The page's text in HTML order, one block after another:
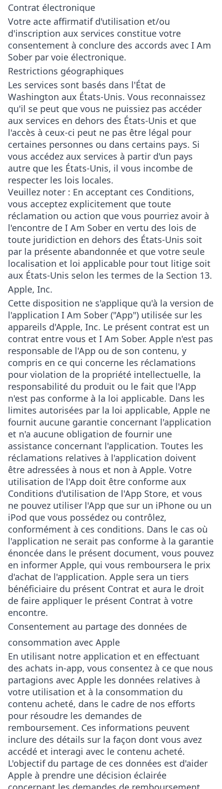
Contrat électronique
Votre acte affirmatif d'utilisation et/ou
d'inscription aux services constitue votre
consentement à conclure des accords avec I Am
Sober par voie électronique.
Restrictions géographiques
Les services sont basés dans l'État de
Washington aux États-Unis. Vous reconnaissez
qu'il se peut que vous ne puissiez pas accéder
aux services en dehors des États-Unis et que
l'accès à ceux-ci peut ne pas être légal pour
certaines personnes ou dans certains pays. Si
vous accédez aux services à partir d'un pays
autre que les États-Unis, il vous incombe de
respecter les lois locales.
Veuillez noter : En acceptant ces Conditions,
vous acceptez explicitement que toute
réclamation ou action que vous pourriez avoir à
l'encontre de I Am Sober en vertu des lois de
toute juridiction en dehors des États-Unis soit
par la présente abandonnée et que votre seule
localisation et loi applicable pour tout litige soit
aux États-Unis selon les termes de la Section 13.
Apple, Inc.
Cette disposition ne s'applique qu'à la version de
l'application I Am Sober ("App") utilisée sur les
appareils d'Apple, Inc. Le présent contrat est un
contrat entre vous et I Am Sober. Apple n'est pas
responsable de l'App ou de son contenu, y
compris en ce qui concerne les réclamations
pour violation de la propriété intellectuelle, la
responsabilité du produit ou le fait que l'App
n'est pas conforme à la loi applicable. Dans les
limites autorisées par la loi applicable, Apple ne
fournit aucune garantie concernant l'application
et n'a aucune obligation de fournir une
assistance concernant l'application. Toutes les
réclamations relatives à l'application doivent
être adressées à nous et non à Apple. Votre
utilisation de l'App doit être conforme aux
Conditions d'utilisation de l'App Store, et vous
ne pouvez utiliser l'App que sur un iPhone ou un
iPod que vous possédez ou contrôlez,
conformément à ces conditions. Dans le cas où
l'application ne serait pas conforme à la garantie
énoncée dans le présent document, vous pouvez
en informer Apple, qui vous remboursera le prix
d'achat de l'application. Apple sera un tiers
bénéficiaire du présent Contrat et aura le droit
de faire appliquer le présent Contrat à votre
encontre.
Consentement au partage des données de
consommation avec Apple
En utilisant notre application et en effectuant
des achats in-app, vous consentez à ce que nous
partagions avec Apple les données relatives à
votre utilisation et à la consommation du
contenu acheté, dans le cadre de nos efforts
pour résoudre les demandes de
remboursement. Ces informations peuvent
inclure des détails sur la façon dont vous avez
accédé et interagi avec le contenu acheté.
L'objectif du partage de ces données est d'aider
Apple à prendre une décision éclairée